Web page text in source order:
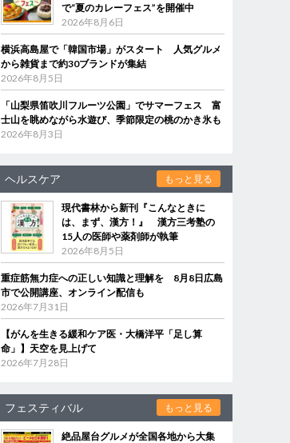
で“夏のカレーフェス”を開催中
2026年8月6日
横浜高島屋で「韓国市場」がスタート 人気グルメ
から雑貨まで約30ブランドが集結
2026年8月5日
「山梨県笛吹川フルーツ公園」でサマーフェス 富
士山を眺めながら水遊び、季節限定の桃のかき氷も
2026年8月3日
ヘルスケア もっと見る
現代書林から新刊『こんなときに
は、まず、漢方！』 漢方三考塾の
15人の医師や薬剤師が執筆
2026年8月5日
重症筋無力症への正しい知識と理解を 8月8日広島
市で公開講座、オンライン配信も
2026年7月31日
【がんを生きる緩和ケア医・大橋洋平「足し算
命」】天空を見上げて
2026年7月28日
フェスティバル もっと見る
絶品屋台グルメが全国各地から大集